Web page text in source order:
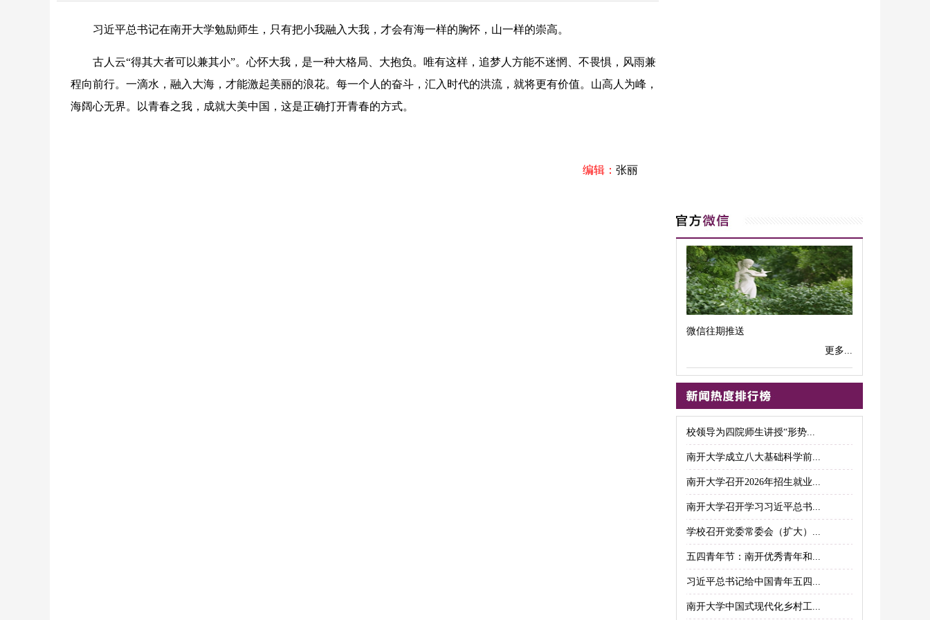
习近平总书记在南开大学勉励师生，只有把小我融入大我，才会有海一样的胸怀，山一样的崇高。
古人云“得其大者可以兼其小”。心怀大我，是一种大格局、大抱负。唯有这样，追梦人方能不迷惘、不畏惧，风雨兼
程向前行。一滴水，融入大海，才能激起美丽的浪花。每一个人的奋斗，汇入时代的洪流，就将更有价值。山高人为峰，
海阔心无界。以青春之我，成就大美中国，这是正确打开青春的方式。
编辑： 张丽
微信往期推送
更多...
校领导为四院师生讲授“形势...
南开大学成立八大基础科学前...
南开大学召开2026年招生就业...
南开大学召开学习习近平总书...
学校召开党委常委会（扩大）...
五四青年节：南开优秀青年和...
习近平总书记给中国青年五四...
南开大学中国式现代化乡村工...